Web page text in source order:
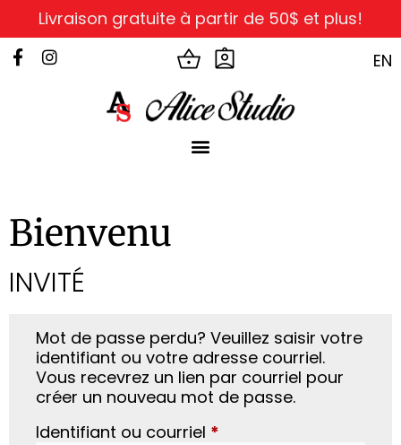
Livraison gratuite à partir de 50$ et plus!
EN
Bienvenu
INVITÉ
Mot de passe perdu? Veuillez saisir votre
identifiant ou votre adresse courriel.
Vous recevrez un lien par courriel pour
créer un nouveau mot de passe.
Identifiant ou courriel *